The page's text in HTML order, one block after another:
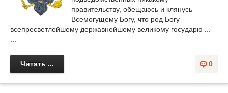
правительству, обещаюсь и клянусь
Всемогущему Богу, что род Богу
всепресветлейшему державнейшему великому государю ...
0
Читать ...